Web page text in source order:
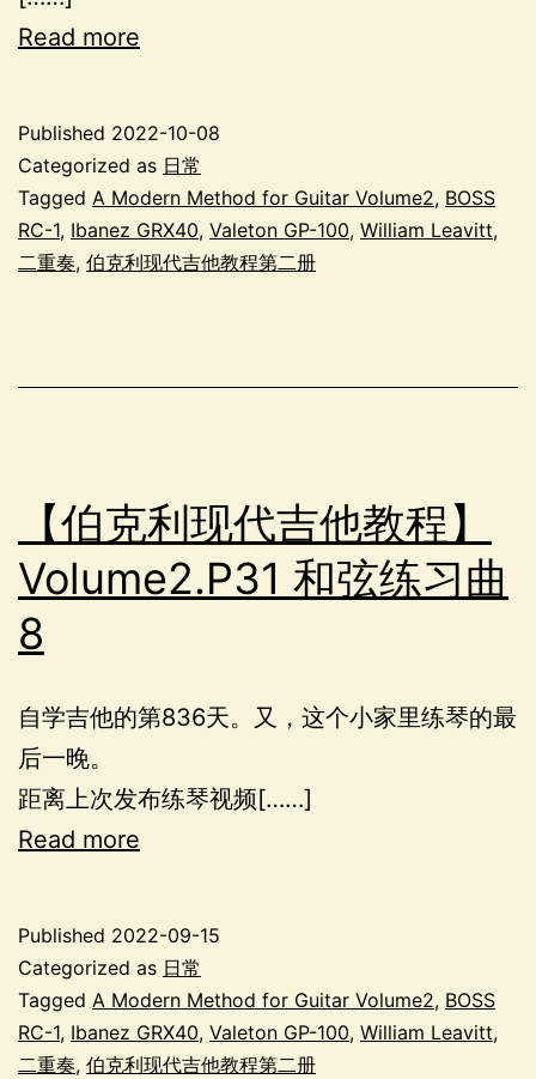
Read more
Published 2022-10-08
Categorized as 日常
Tagged A Modern Method for Guitar Volume2, BOSS
RC-1, Ibanez GRX40, Valeton GP-100, William Leavitt,
二重奏, 伯克利现代吉他教程第二册
【伯克利现代吉他教程】
Volume2.P31 和弦练习曲
8
自学吉他的第836天。又，这个小家里练琴的最
后一晚。
距离上次发布练琴视频[……]
Read more
Published 2022-09-15
Categorized as 日常
Tagged A Modern Method for Guitar Volume2, BOSS
RC-1, Ibanez GRX40, Valeton GP-100, William Leavitt,
二重奏, 伯克利现代吉他教程第二册